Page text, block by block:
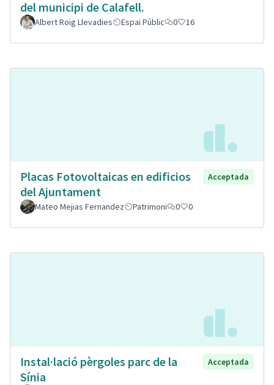
del municipi de Calafell.
Albert Roig Llevadies Espai Públic 0 16
Placas Fotovoltaicas en edificios
del Ajuntament
Acceptada
Mateo Mejias Fernandez Patrimoni 0 0
Instal·lació pèrgoles parc de la
Sínia
Acceptada